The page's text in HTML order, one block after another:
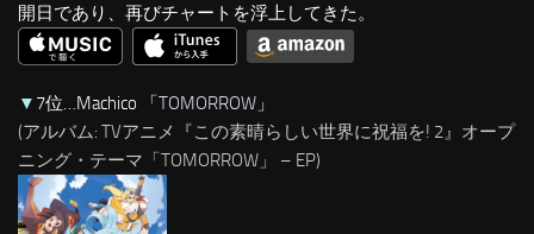
開日であり、再びチャートを浮上してきた。
▼ 7位…Machico 「TOMORROW 」
(アルバム: TVアニメ『この素晴らしい世界に祝福を! 2』オープ
ニング・テーマ「TOMORROW」 – EP)